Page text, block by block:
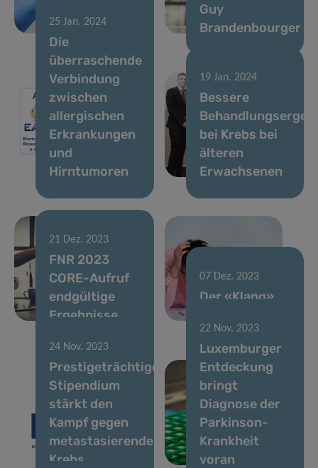
Krebszellen
Guy
Brandenbourger
25 Jan. 2024
Die
überraschende
Verbindung
zwischen
allergischen
Erkrankungen
und
Hirntumoren
19 Jan. 2024
Bessere
bei Krebs bei
älteren
Erwachsenen
21 Dez. 2023
FNR 2023
CORE-Aufruf
endgültige
Ergebnisse
07 Dez. 2023
Der «Klang»
24 Nov. 2023
Prestigeträchtiges
Stipendium
stärkt den
Kampf gegen
metastasierenden
Krebs
22 Nov. 2023
Luxemburger
Entdeckung
bringt
Diagnose der
Parkinson-
Krankheit
voran